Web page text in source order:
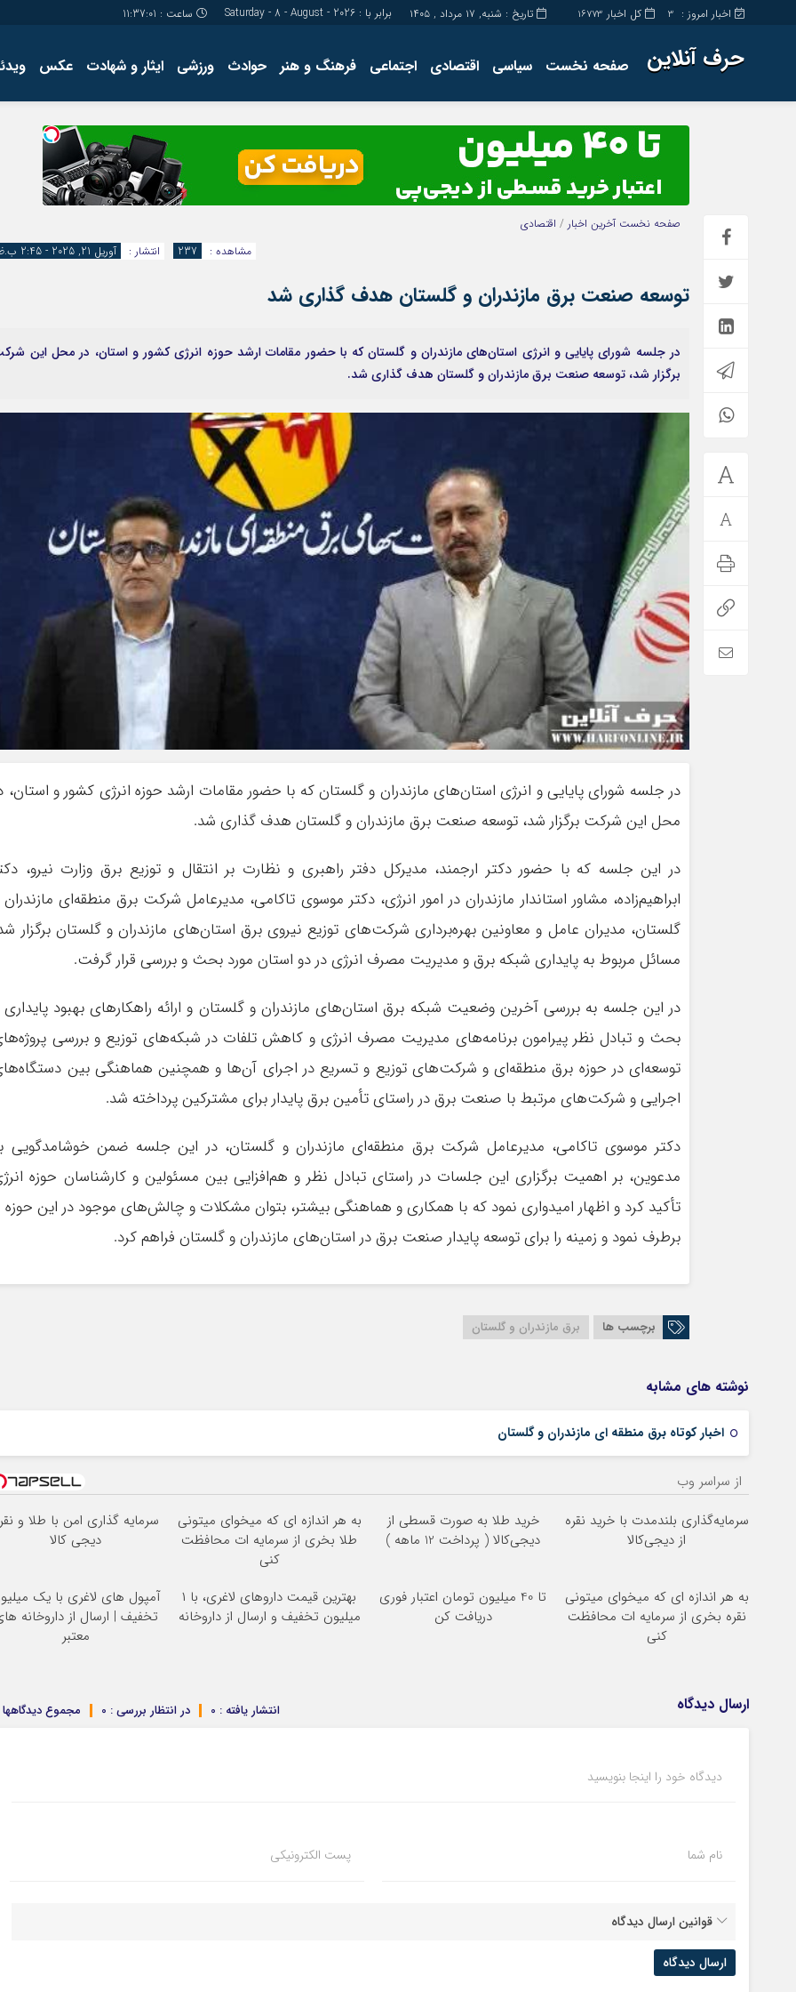
کل اخبار 16773 اخبار امروز : 3 تاریخ : شنبه, ۱۷ مرداد , ۱۴۰۵ برابر با : Saturday - 8 - August - 2026 ساعت : 11:37:01
حرف آنلاین صفحه نخست سیاسی اقتصادی اجتماعی فرهنگ و هنر حوادث ورزشی ایثار و شهادت عکس
کارگاه
تولید
مجله ای
صفحه نخست آخرین اخبار / اقتصادی
انتشار :
آوریل 21, 2025 - 2:45 ب.ظ مشاهده : 237
توسعه صنعت برق مازندران و گلستان هدف گذاری شد
در جلسه شورای پایایی و انرژی استان‌های مازندران و گلستان که با حضور مقامات ارشد حوزه انرژی کشور و استان، در محل این
برگزار شد، توسعه صنعت برق مازندران و گلستان هدف گذاری شد.
در جلسه شورای پایایی و انرژی استان‌های مازندران و گلستان که با حضور مقامات ارشد حوزه انرژی کشور و استان،
محل این شرکت برگزار شد، توسعه صنعت برق مازندران و گلستان هدف گذاری شد.
در این جلسه که با حضور دکتر ارجمند، مدیرکل دفتر راهبری و نظارت بر انتقال و توزیع برق وزارت نیرو،
ابراهیم‌زاده، مشاور استاندار مازندران در امور انرژی، دکتر موسوی تاکامی، مدیرعامل شرکت برق منطقه‌ای
گلستان، مدیران عامل و معاونین بهره‌برداری شرکت‌های توزیع نیروی برق استان‌های مازندران و گلستان برگزار
مسائل مربوط به پایداری شبکه برق و مدیریت مصرف انرژی در دو استان مورد بحث و بررسی قرار گرفت.
در این جلسه به بررسی آخرین وضعیت شبکه برق استان‌های مازندران و گلستان و ارائه راهکارهای بهبود
بحث و تبادل نظر پیرامون برنامه‌های مدیریت مصرف انرژی و کاهش تلفات در شبکه‌های توزیع و بررسی
توسعه‌ای در حوزه برق منطقه‌ای و شرکت‌های توزیع و تسریع در اجرای آن‌ها و همچنین هماهنگی بین
اجرایی و شرکت‌های مرتبط با صنعت برق در راستای تأمین برق پایدار برای مشترکین پرداخته شد.
دکتر موسوی تاکامی، مدیرعامل شرکت برق منطقه‌ای مازندران و گلستان، در این جلسه ضمن خوشامدگویی
مدعوین، بر اهمیت برگزاری این جلسات در راستای تبادل نظر و هم‌افزایی بین مسئولین و کارشناسان حوزه
تأکید کرد و اظهار امیدواری نمود که با همکاری و هماهنگی بیشتر، بتوان مشکلات و چالش‌های موجود در این حوزه
برطرف نمود و زمینه را برای توسعه پایدار صنعت برق در استان‌های مازندران و گلستان فراهم کرد.
برچسب ها برق مازندران و گلستان
نوشته های مشابه
اخبار کوتاه برق منطقه ای مازندران و گلستان
از سراسر وب
سرمایه‌گذاری بلندمدت با خرید نقره
از دیجی‌کالا
خرید طلا به صورت قسطی از
دیجی‌کالا ( پرداخت 12 ماهه )
به هر اندازه ای که میخوای میتونی
طلا بخری از سرمایه ات محافظت
کنی
سرمایه گذاری امن با طلا و
دیجی کالا
به هر اندازه ای که میخوای میتونی
نقره بخری از سرمایه ات محافظت
کنی
تا 40 میلیون تومان اعتبار فوری
دریافت کن
بهترین قیمت داروهای لاغری، با ۱
میلیون تخفیف و ارسال از داروخانه‌
آمپول های لاغری با یک
تخفیف | ارسال از داروخانه
معتبر
ارسال دیدگاه مجموع دیدگاهها : در انتظار بررسی : 0 انتشار یافته : 0
دیدگاه خود را اینجا بنویسید
نام شما پست الکترونیکی
قوانین ارسال دیدگاه